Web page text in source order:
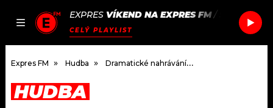
JAK
SEZNAM.CZ
EXPRES VÍKEND NA EXPRES FM/ SOFI
CELÝ PLAYLIST
DOMŮ
Expres FM Hudba Dramatické nahrávání a zákaz vystupování: Modlitba Marty Kubišové je symbolem odporu proti sovětské okupaci i hymnou sametové revoluce
HUDBA